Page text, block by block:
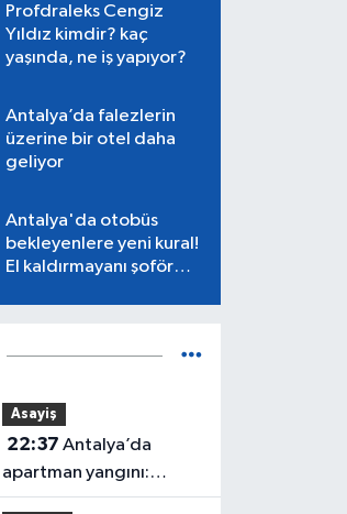
Profdraleks Cengiz
Yıldız kimdir? kaç
yaşında, ne iş yapıyor?
Antalya’da falezlerin
üzerine bir otel daha
geliyor
Antalya'da otobüs
bekleyenlere yeni kural!
El kaldırmayanı şoför
Asayiş
22:37
apartman yangını:
Mahsur kalan aile